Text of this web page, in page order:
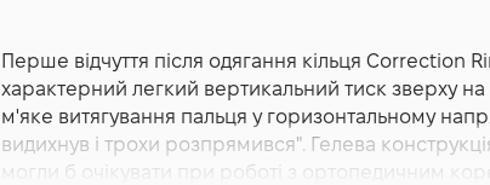
Protection Ring G (просте симетричне гелеве
і Gehwol Corn Protection Ring G (кільце з
Correction Ring G має асиметричну конструкцію
одного боку кільця, тонша — з протилежного. При
Перше відчуття після одягання кільця Correction
характерний легкий вертикальний тиск зверху
м'яке витягування пальця у горизонтальному
видихнув і трохи розпрямився". Гелева
могли б очікувати при роботі з ортопедичним